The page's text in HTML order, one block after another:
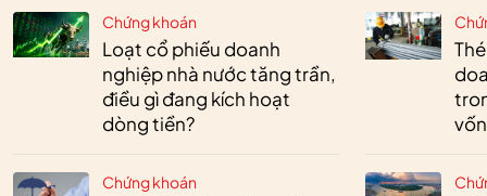
Chứng khoán
Loạt cổ phiếu doanh
nghiệp nhà nước tăng trần,
điều gì đang kích hoạt
dòng tiền?
Chứng khoán
vốn